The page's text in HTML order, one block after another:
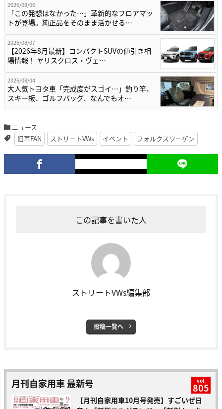
2026/08/06
「この発想はなかった…」革新的なフロアマッ
トが登場。純正品をそのまま活かせる…
2026/08/07
【2026年8月最新】コンパクトSUVの値引き相
場情報！ ヤリスクロス・ヴェ…
2026/08/04
大人気トヨタ車「完成度がスゴイ…」釣り竿、
スキー板、ゴルフバッグ、なんでもオ…
ニュース
旧車FAN
ストリートVWs イベント フォルクスワーゲン
この記事を書いた人
ストリートVWs編集部
投稿一覧へ
月刊自家用車 最新号 vol.
805
【月刊自家用車10月号発売】すごいぜ日